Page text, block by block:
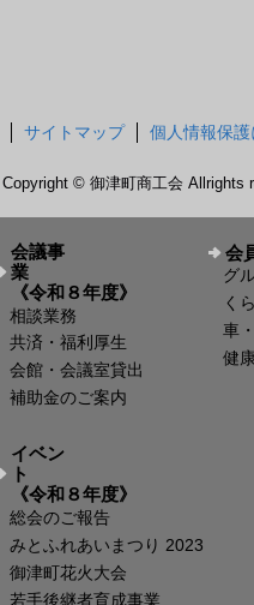
サイトマップ 個人情報保
Copyright © 御津町商工会 Allrights
会議事
業
《令和８年度》
相談業務
共済・福利厚生
会館・会議室貸出
補助金のご案内
会
グ
く
車
健
イベン
ト
《令和８年度》
総会のご報告
みとふれあいまつり 2023
御津町花火大会
若手後継者育成事業